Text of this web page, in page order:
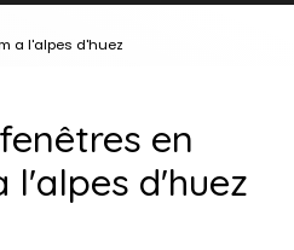
a l'alpes d'huez
en
l'alpes d'huez